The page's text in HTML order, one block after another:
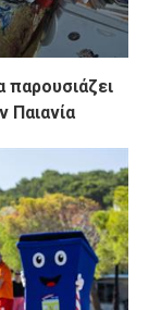
Παιανία